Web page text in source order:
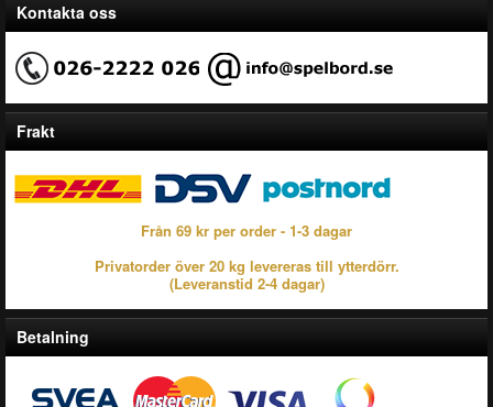
Kontakta oss
Frakt
Från 69 kr per order - 1-3 dagar
Privatorder över 20 kg levereras till ytterdörr.
(Leveranstid 2-4 dagar)
Betalning